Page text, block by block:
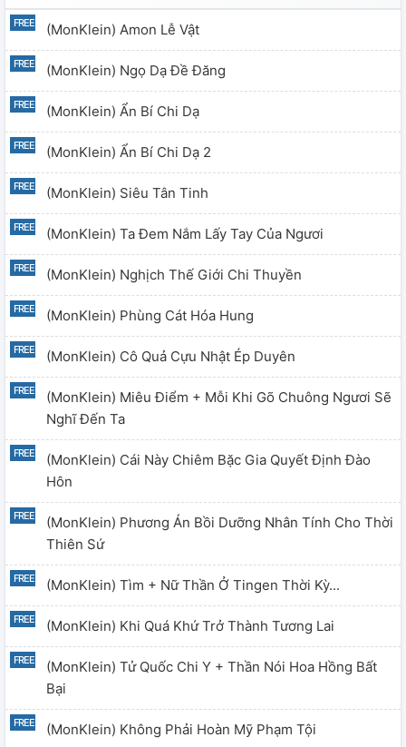
(MonKlein) Amon Lễ Vật
(MonKlein) Ngọ Dạ Đề Đăng
(MonKlein) Ẩn Bí Chi Dạ
(MonKlein) Ẩn Bí Chi Dạ 2
(MonKlein) Siêu Tân Tinh
(MonKlein) Ta Đem Nắm Lấy Tay Của Ngươi
(MonKlein) Nghịch Thế Giới Chi Thuyền
(MonKlein) Phùng Cát Hóa Hung
(MonKlein) Cô Quả Cựu Nhật Ép Duyên
(MonKlein) Miêu Điểm + Mỗi Khi Gõ Chuông Ngươi Sẽ
Nghĩ Đến Ta
(MonKlein) Cái Này Chiêm Bặc Gia Quyết Định Đào
Hôn
(MonKlein) Phương Án Bồi Dưỡng Nhân Tính Cho Thời
Thiên Sứ
(MonKlein) Tìm + Nữ Thần Ở Tingen Thời Kỳ...
(MonKlein) Khi Quá Khứ Trở Thành Tương Lai
(MonKlein) Tử Quốc Chi Y + Thần Nói Hoa Hồng Bất
Bại
(MonKlein) Không Phải Hoàn Mỹ Phạm Tội